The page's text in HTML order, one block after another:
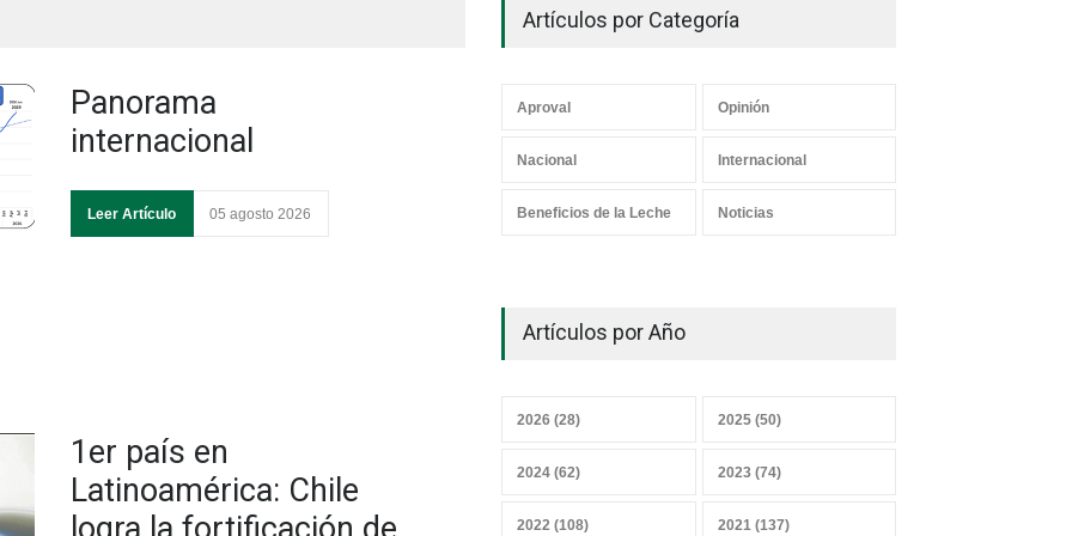
Panorama
internacional
Leer Artículo 05 agosto 2026
1er país en
Latinoamérica: Chile
Artículos por Categoría
Aproval Opinión
Nacional Internacional
Beneficios de la Leche Noticias
Artículos por Año
2026 (28) 2025 (50)
2024 (62) 2023 (74)
2022 (108) 2021 (137)